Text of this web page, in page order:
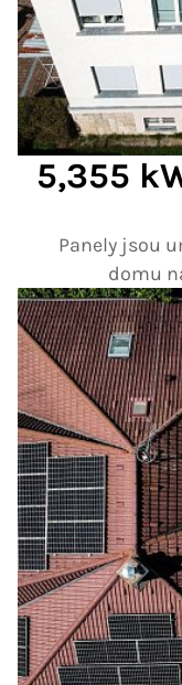
5,355
Panely jsou
domu